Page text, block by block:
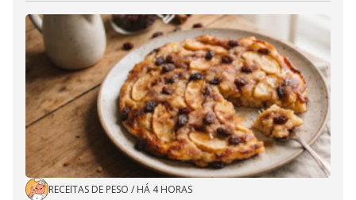
RECEITAS DE PESO / HÁ 4 HORAS